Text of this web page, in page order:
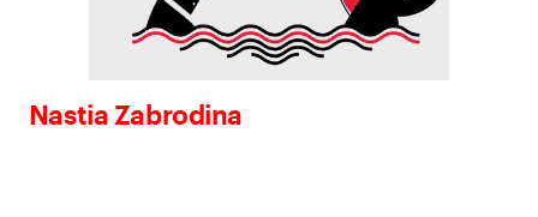
Nastia Zabrodina